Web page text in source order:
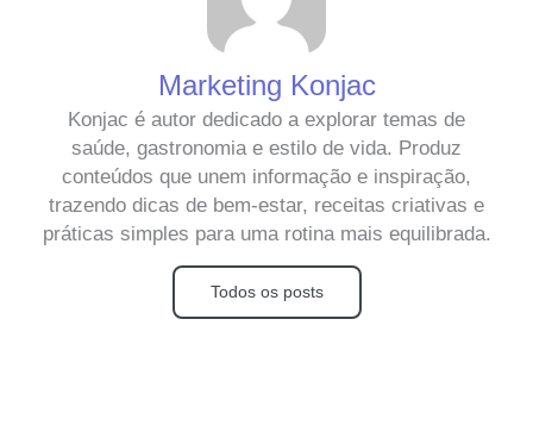
Marketing Konjac
Konjac é autor dedicado a explorar temas de
saúde, gastronomia e estilo de vida. Produz
conteúdos que unem informação e inspiração,
trazendo dicas de bem-estar, receitas criativas e
práticas simples para uma rotina mais equilibrada.
Todos os posts